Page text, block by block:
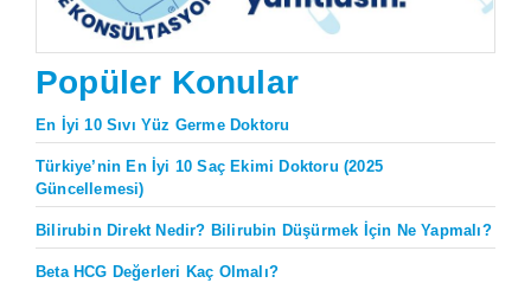
Popüler Konular
En İyi 10 Sıvı Yüz Germe Doktoru
Türkiye’nin En İyi 10 Saç Ekimi Doktoru (2025
Güncellemesi)
Bilirubin Direkt Nedir? Bilirubin Düşürmek İçin Ne Yapmalı?
Beta HCG Değerleri Kaç Olmalı?